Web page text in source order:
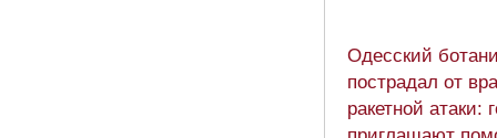
Одесский
пострадал от
ракетной атаки: